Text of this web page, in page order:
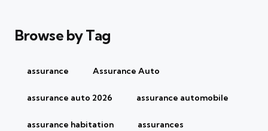
Browse by Tag
assurance Assurance Auto
assurance auto 2026 assurance automobile
assurance habitation assurances